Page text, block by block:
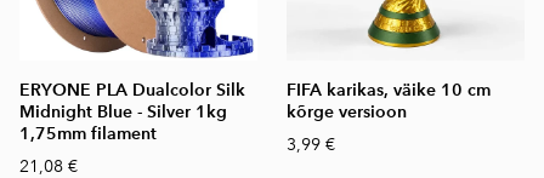
ERYONE PLA Dualcolor Silk
Midnight Blue - Silver 1kg
1,75mm filament
21,08 €
FIFA karikas, väike 10 cm
kõrge versioon
3,99 €